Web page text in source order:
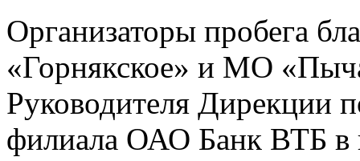
Организаторы пробега
«Горнякское» и МО
Руководителя Дирекции
филиала ОАО Банк ВТБ в